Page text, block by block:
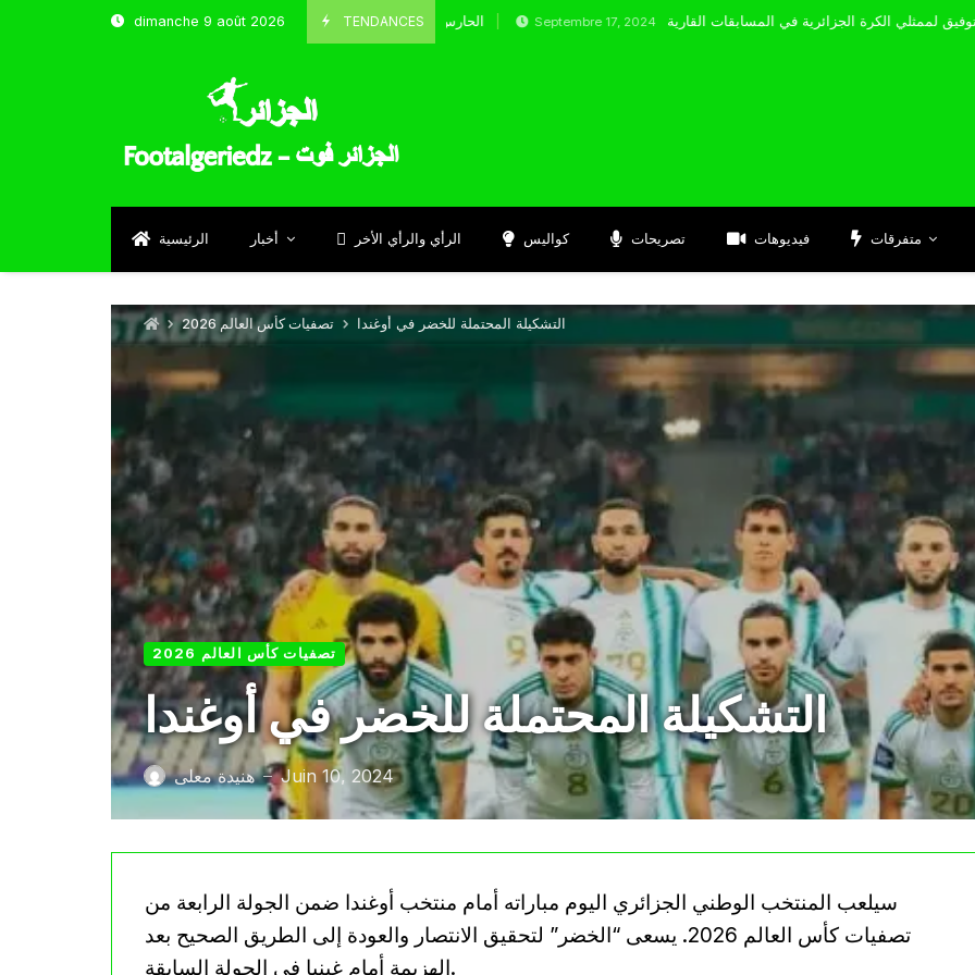
dimanche 9 août 2026 TENDANCES
الحارس بوحلفاية يتحدث عن طموحاته مع المنتخب و شباب قسنطينة Septembre 17, 2024
الرئيسية أخبار الرأي والرأي الأخر كواليس تصريحات فيديوهات متفرقات
تصفيات كأس العالم 2026 التشكيلة المحتملة للخضر في أوغندا
تصفيات كأس العالم 2026
التشكيلة المحتملة للخضر في أوغندا
هنيدة معلى — Juin 10, 2024
سيلعب المنتخب الوطني الجزائري اليوم مباراته أمام منتخب أوغندا ضمن الجولة الرابعة من
تصفيات كأس العالم 2026. يسعى “الخضر” لتحقيق الانتصار والعودة إلى الطريق الصحيح بعد
الهزيمة أمام غينيا في الجولة السابقة.